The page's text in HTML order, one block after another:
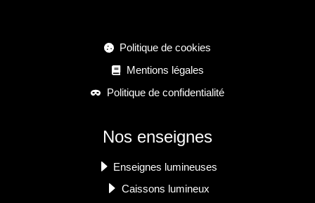
Politique de cookies
Mentions légales
Politique de confidentialité
Nos enseignes
Enseignes lumineuses
Caissons lumineux